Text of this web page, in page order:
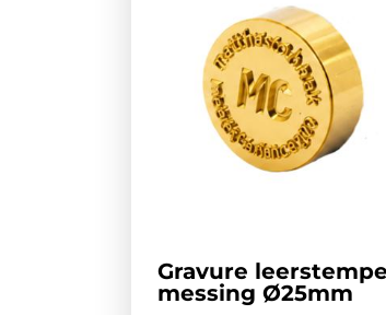
Gravure
messing Ø25mm